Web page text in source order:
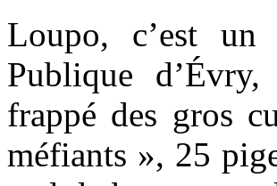
Loupo, c’est un
Publique
frappé des gros
méfiants », 25